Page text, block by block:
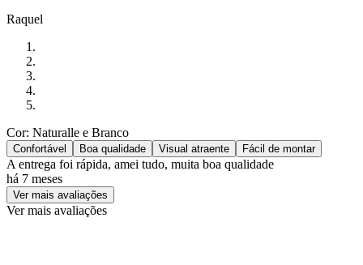
Raquel
Cor: Naturalle e Branco
Confortável Boa qualidade Visual atraente Fácil de montar
A entrega foi rápida, amei tudo, muita boa qualidade
há 7 meses
Ver mais avaliações
Ver mais avaliações